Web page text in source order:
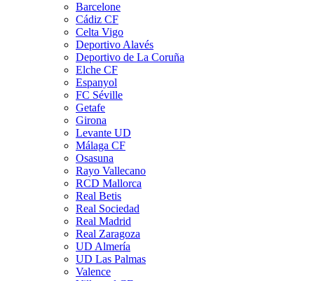
Barcelone
Cádiz CF
Celta Vigo
Deportivo Alavés
Deportivo de La Coruña
Elche CF
Espanyol
FC Séville
Getafe
Girona
Levante UD
Málaga CF
Osasuna
Rayo Vallecano
RCD Mallorca
Real Betis
Real Sociedad
Real Madrid
Real Zaragoza
UD Almería
UD Las Palmas
Valence